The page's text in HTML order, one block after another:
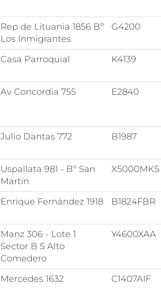
Rep de Lituania 1856 Bº
Los Inmigrantes
G4200
Casa Parroquial K4139
Av Concordia 755 E2840
Julio Dantas 772 B1987
Uspallata 981 - Bº San
Martín
X5000MKS
Enrique Fernández 1918 B1824FBR
Manz 306 - Lote 1
Sector B 5 Alto
Comedero
Y4600XAA
Mercedes 1632 C1407AIF